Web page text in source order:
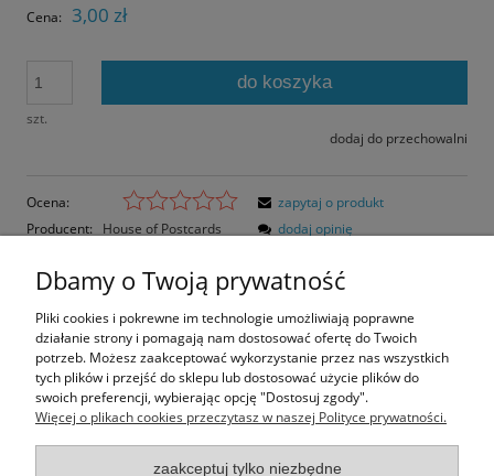
Cena: 3,00 zł
szt.
do koszyka
dodaj do przechowalni
Ocena:
Producent: House of Postcards
zapytaj o produkt
dodaj opinię
Opis
Opinie o produkcie (0)
Rozmiar pocztówki: 14,8x10,5 cm
Foliowanie Soft Touch
Dbamy o Twoją prywatność
Pliki cookies i pokrewne im technologie umożliwiają poprawne
działanie strony i pomagają nam dostosować ofertę do Twoich
potrzeb. Możesz zaakceptować wykorzystanie przez nas wszystkich
tych plików i przejść do sklepu lub dostosować użycie plików do
swoich preferencji, wybierając opcję "Dostosuj zgody".
Więcej o plikach cookies przeczytasz w naszej Polityce prywatności.
zaakceptuj tylko niezbędne